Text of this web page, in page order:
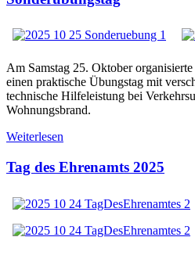
Am Samstag 25. Oktober
einen praktische Übungstag mit
technische Hilfeleistung bei
Wohnungsbrand.
Weiterlesen
Tag des Ehrenamts 2025